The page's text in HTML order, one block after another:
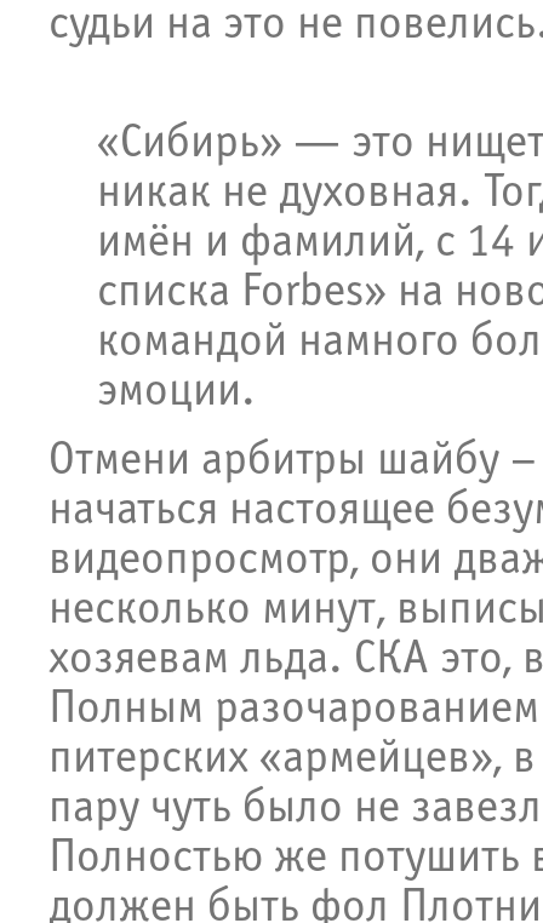
судьи на это не
«Сибирь» — это
никак не духовная.
имён и фамилий, с 14
списка Forbes» на
командой намного
эмоции.
Отмени арбитры шайбу
начаться настоящее
видеопросмотр, они
несколько минут,
хозяевам льда. СКА это,
Полным
питерских «армейцев»,
пару чуть было не
Полностью же потушить
должен быть фол